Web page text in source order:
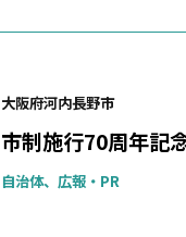
大阪府河内長野市
市制施行70周年記
自治体、広報・PR